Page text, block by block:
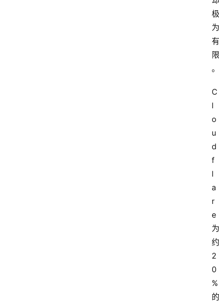
极
为
有
限
。
C
l
o
u
d
f
l
a
r
e
为
约
2
0
%
的